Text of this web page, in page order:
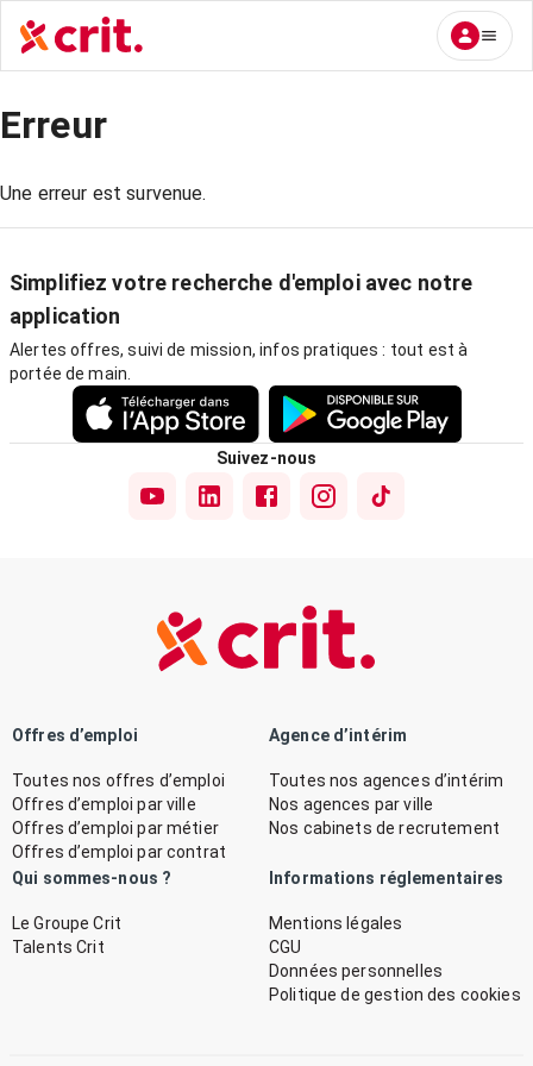
Erreur
Une erreur est survenue.
Simplifiez votre recherche d'emploi avec notre
application
Alertes offres, suivi de mission, infos pratiques : tout est à
portée de main.
Suivez-nous
Offres d’emploi
Toutes nos offres d’emploi
Offres d’emploi par ville
Offres d’emploi par métier
Offres d’emploi par contrat
Agence d’intérim
Toutes nos agences d’intérim
Nos agences par ville
Nos cabinets de recrutement
Qui sommes-nous ?
Le Groupe Crit
Talents Crit
Informations réglementaires
Mentions légales
CGU
Données personnelles
Politique de gestion des cookies